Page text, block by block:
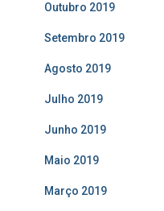
Outubro 2019
Setembro 2019
Agosto 2019
Julho 2019
Junho 2019
Maio 2019
Março 2019